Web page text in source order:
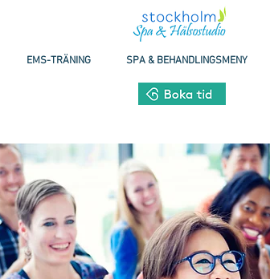
EMS-TRÄNING SPA & BEHANDLINGSMENY